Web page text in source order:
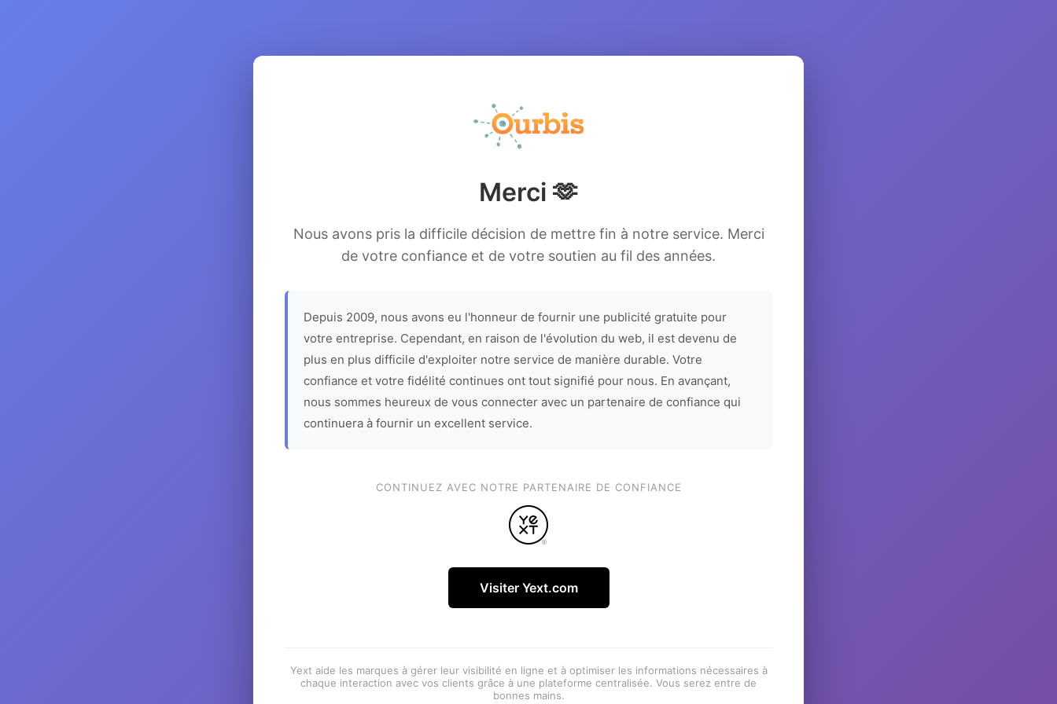
Merci 🫶
Nous avons pris la difficile décision de mettre fin à notre service. Merci
de votre confiance et de votre soutien au fil des années.
Depuis 2009, nous avons eu l'honneur de fournir une publicité gratuite pour
votre entreprise. Cependant, en raison de l'évolution du web, il est devenu de
plus en plus difficile d'exploiter notre service de manière durable. Votre
confiance et votre fidélité continues ont tout signifié pour nous. En avançant,
nous sommes heureux de vous connecter avec un partenaire de confiance qui
continuera à fournir un excellent service.
CONTINUEZ AVEC NOTRE PARTENAIRE DE CONFIANCE
Visiter Yext.com
Yext aide les marques à gérer leur visibilité en ligne et à optimiser les informations nécessaires à
chaque interaction avec vos clients grâce à une plateforme centralisée. Vous serez entre de
bonnes mains.